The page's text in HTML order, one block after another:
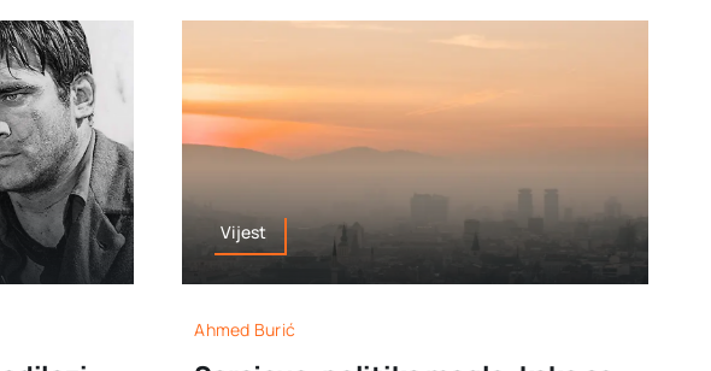
Vijest
Ahmed Burić